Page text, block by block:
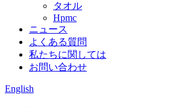
タオル
Hpmc
ニュース
よくある質問
私たちに関しては
お問い合わせ
English